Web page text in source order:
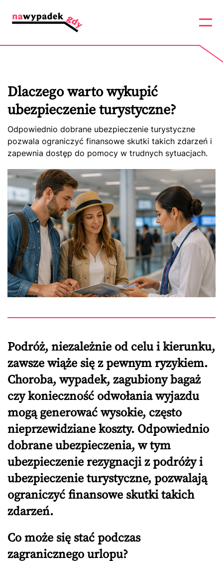
Dlaczego warto wykupić
ubezpieczenie turystyczne?
Odpowiednio dobrane ubezpieczenie turystyczne
pozwala ograniczyć finansowe skutki takich zdarzeń i
zapewnia dostęp do pomocy w trudnych sytuacjach.
Podróż, niezależnie od celu i kierunku,
zawsze wiąże się z pewnym ryzykiem.
Choroba, wypadek, zagubiony bagaż
czy konieczność odwołania wyjazdu
mogą generować wysokie, często
nieprzewidziane koszty. Odpowiednio
dobrane ubezpieczenia, w tym
ubezpieczenie rezygnacji z podróży i
ubezpieczenie turystyczne, pozwalają
ograniczyć finansowe skutki takich
zdarzeń.
Co może się stać podczas
zagranicznego urlopu?